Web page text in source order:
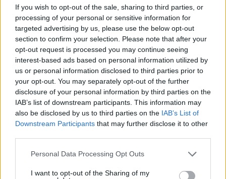
If you wish to opt-out of the sale, sharing to third parties, or
processing of your personal or sensitive information for
targeted advertising by us, please use the below opt-out
section to confirm your selection. Please note that after your
opt-out request is processed you may continue seeing
interest-based ads based on personal information utilized by
us or personal information disclosed to third parties prior to
your opt-out. You may separately opt-out of the further
disclosure of your personal information by third parties on the
IAB’s list of downstream participants. This information may
also be disclosed by us to third parties on the IAB’s List of
Downstream Participants that may further disclose it to other
Please note that this website/app uses one or more Google
not limited to your visit or usage behaviour. You may click to
Personal Data Processing Opt Outs
I want to opt-out of the Sharing of my
τη μουσική
ΔΕΙΤΕ ΟΛΕΣ ΤΙΣ ΕΙΔΗΣΕΙΣ
ΤΑ ΠΙΟ ΔΗΜΟΦΙΛΗ